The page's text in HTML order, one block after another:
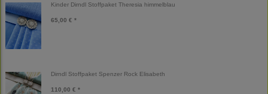
Kinder Dirndl Stoffpaket Theresia himmelblau
65,00 € *
Dirndl Stoffpaket Spenzer Rock Elisabeth
110,00 € *